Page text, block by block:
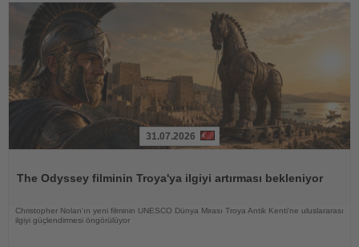
31.07.2026
The Odyssey filminin Troya'ya ilgiyi artırması bekleniyor
Christopher Nolan'ın yeni filminin UNESCO Dünya Mirası Troya Antik Kenti'ne uluslararası
ilgiyi güçlendirmesi öngörülüyor